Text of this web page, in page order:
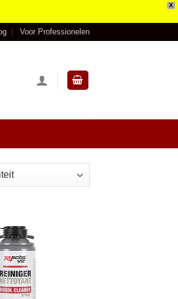
X
Voor Professionelen